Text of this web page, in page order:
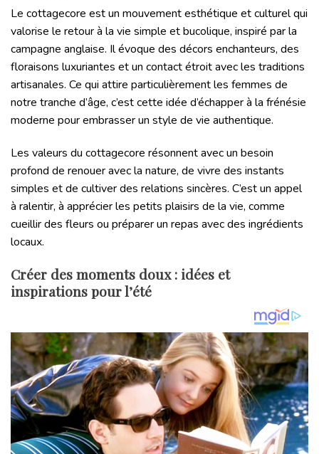
Le cottagecore est un mouvement esthétique et culturel qui
valorise le retour à la vie simple et bucolique, inspiré par la
campagne anglaise. Il évoque des décors enchanteurs, des
floraisons luxuriantes et un contact étroit avec les traditions
artisanales. Ce qui attire particulièrement les femmes de
notre tranche d’âge, c’est cette idée d’échapper à la frénésie
moderne pour embrasser un style de vie authentique.
Les valeurs du cottagecore résonnent avec un besoin
profond de renouer avec la nature, de vivre des instants
simples et de cultiver des relations sincères. C’est un appel
à ralentir, à apprécier les petits plaisirs de la vie, comme
cueillir des fleurs ou préparer un repas avec des ingrédients
locaux.
Créer des moments doux : idées et
inspirations pour l’été